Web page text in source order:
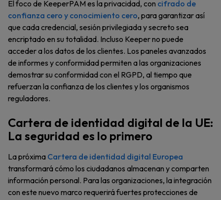
El foco de KeeperPAM es la privacidad, con cifrado de
confianza cero y conocimiento cero, para garantizar así
que cada credencial, sesión privilegiada y secreto sea
encriptado en su totalidad. Incluso Keeper no puede
acceder a los datos de los clientes. Los paneles avanzados
de informes y conformidad permiten a las organizaciones
demostrar su conformidad con el RGPD, al tiempo que
refuerzan la confianza de los clientes y los organismos
reguladores.
Cartera de identidad digital de la UE:
La seguridad es lo primero
La próxima Cartera de identidad digital Europea
transformará cómo los ciudadanos almacenan y comparten
información personal. Para las organizaciones, la integración
con este nuevo marco requerirá fuertes protecciones de